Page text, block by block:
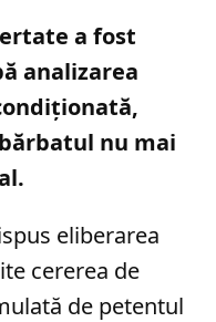
a fost
analizarea
nu mai
eliberarea
cererea de
de petentul